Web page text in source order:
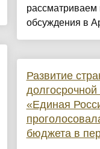
рассматриваем
обсуждения в
Развитие
долгосрочной
«Единая
бюджета в